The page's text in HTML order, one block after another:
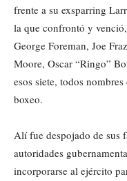
frente a su exsparring
la que confrontó y
George Foreman, Joe
Moore, Oscar “Ringo”
esos siete, todos
boxeo.
Alí fue despojado de sus
autoridades
incorporarse al ejército